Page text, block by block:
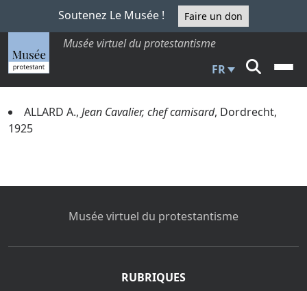
Soutenez Le Musée ! Faire un don
Musée virtuel du protestantisme
FR
ALLARD A., Jean Cavalier, chef camisard, Dordrecht,
1925
Musée virtuel du protestantisme
RUBRIQUES